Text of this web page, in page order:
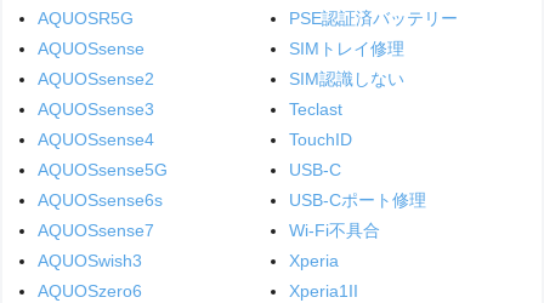
AQUOSR5G
AQUOSsense
AQUOSsense2
AQUOSsense3
AQUOSsense4
AQUOSsense5G
AQUOSsense6s
AQUOSsense7
AQUOSwish3
AQUOSzero6
PSE認証済バッテリー
SIMトレイ修理
SIM認識しない
Teclast
TouchID
USB-C
USB-Cポート修理
Wi-Fi不具合
Xperia
Xperia1II